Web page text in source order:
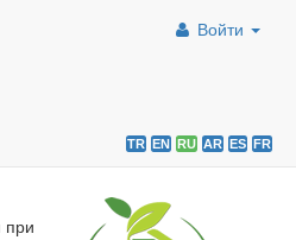
TR EN RU AR ES FR
Войти
при